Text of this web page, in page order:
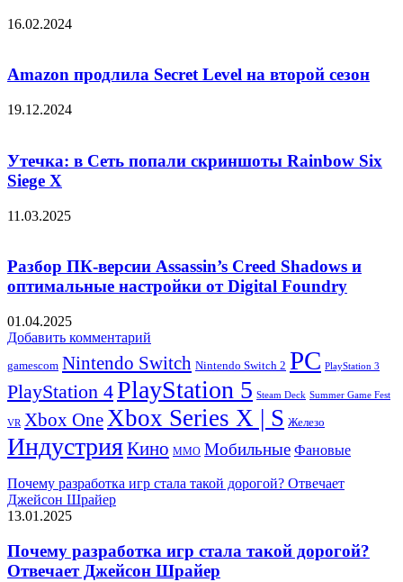
16.02.2024
Amazon продлила Secret Level на второй сезон
19.12.2024
Утечка: в Сеть попали скриншоты Rainbow Six
Siege X
11.03.2025
Разбор ПК-версии Assassin’s Creed Shadows и
оптимальные настройки от Digital Foundry
01.04.2025
Добавить комментарий
gamescom Nintendo Switch Nintendo Switch 2 PC PlayStation 3
PlayStation 4PlayStation 5 Steam Deck Summer Game Fest
VR Xbox OneXbox Series X | S Железо
ИндустрияКино ММО Мобильные Фановые
Почему разработка игр стала такой дорогой? Отвечает
Джейсон Шрайер
13.01.2025
Почему разработка игр стала такой дорогой?
Отвечает Джейсон Шрайер